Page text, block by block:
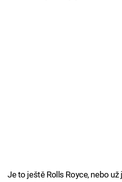
Je to ještě Rolls Royce, nebo